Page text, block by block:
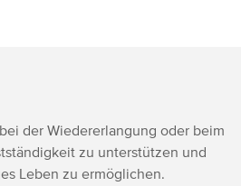
der Wiedererlangung oder beim
zu unterstützen und
Leben zu ermöglichen.